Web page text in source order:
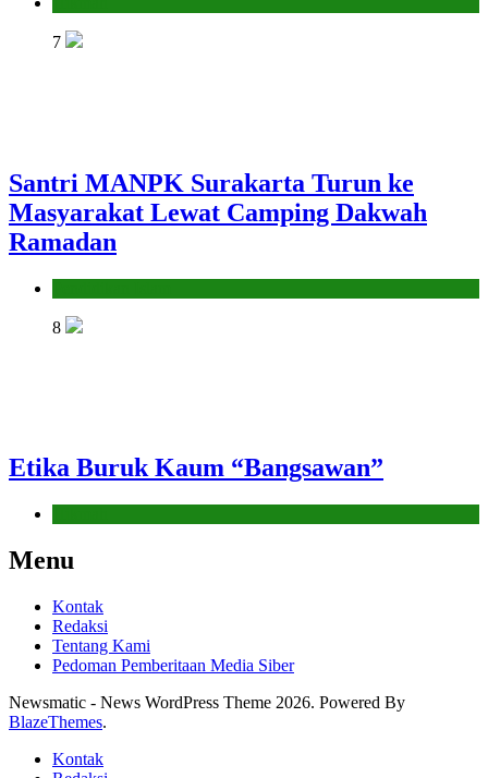
7
Santri MANPK Surakarta Turun ke
Masyarakat Lewat Camping Dakwah
Ramadan
8
Etika Buruk Kaum “Bangsawan”
Menu
Kontak
Redaksi
Tentang Kami
Pedoman Pemberitaan Media Siber
Newsmatic - News WordPress Theme 2026. Powered By
BlazeThemes.
Kontak